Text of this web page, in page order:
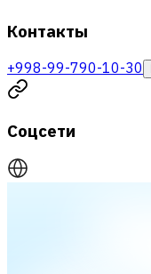
Контакты
+998-99-790-10-30
Соцсети